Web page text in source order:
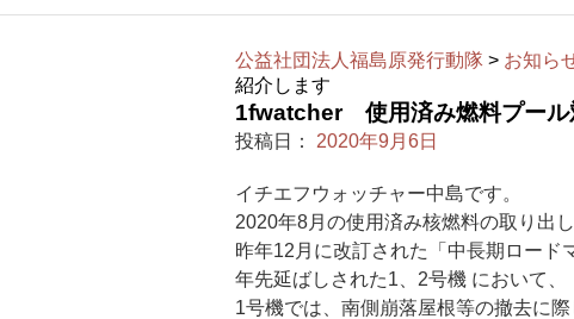
公益社団法人福島原発行動隊 > お知ら
紹介します
1fwatcher 使用済み燃料プー
投稿日： 2020年9月6日
イチエフウォッチャー中島です。
2020年8月の使用済み核燃料の取り出
昨年12月に改訂された「中長期ロード
年先延ばしされた1、2号機 において、
1号機では、南側崩落屋根等の撤去に